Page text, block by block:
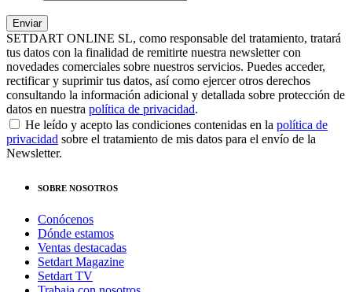
SETDART ONLINE SL, como responsable del tratamiento, tratará
tus datos con la finalidad de remitirte nuestra newsletter con
novedades comerciales sobre nuestros servicios. Puedes acceder,
rectificar y suprimir tus datos, así como ejercer otros derechos
consultando la información adicional y detallada sobre protección de
datos en nuestra política de privacidad.
He leído y acepto las condiciones contenidas en la política de
privacidad sobre el tratamiento de mis datos para el envío de la
Newsletter.
SOBRE NOSOTROS
Conócenos
Dónde estamos
Ventas destacadas
Setdart Magazine
Setdart TV